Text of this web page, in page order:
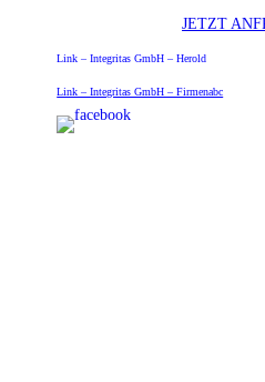
JETZT
Link – Integritas GmbH – Herold
Link – Integritas GmbH – Firmenabc